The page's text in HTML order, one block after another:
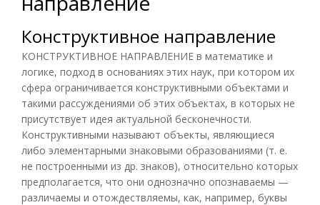
Конструктивное направление
КОНСТРУКТИВНОЕ НАПРАВЛЕНИЕ в математике и
логике, подход в основаниях этих наук, при котором их
сфера ограничивается конструктивными объектами и
такими рассуждениями об этих объектах, в которых не
присутствует идея актуальной бесконечности.
Конструктивными называют объекты, являющиеся
либо элементарными знаковыми образованиями (т. е.
не построенными из др. знаков), относительно которых
предполагается, что они однозначно опознаваемы —
различаемы и отождествляемы, как, например, буквы